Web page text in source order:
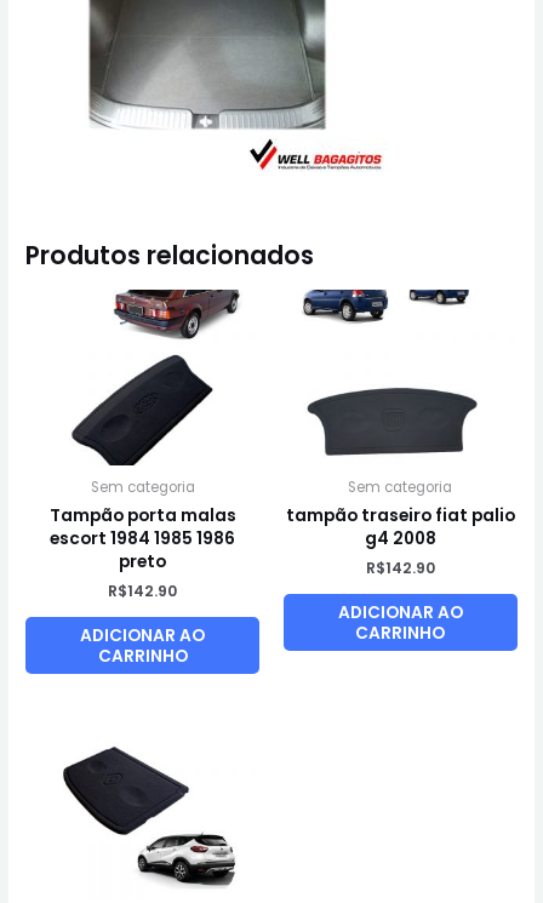
Produtos relacionados
Sem categoria
Tampão porta malas
escort 1984 1985 1986
preto
R$142.90
ADICIONAR AO
CARRINHO
Sem categoria
tampão traseiro fiat palio
g4 2008
R$142.90
ADICIONAR AO
CARRINHO